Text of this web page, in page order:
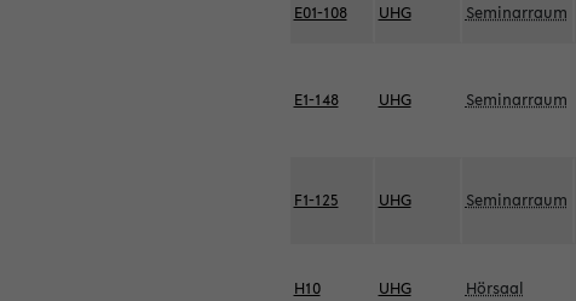
E01-108 UHG Seminarraum
E1-148 UHG Seminarraum
F1-125 UHG Seminarraum
H10 UHG Hörsaal